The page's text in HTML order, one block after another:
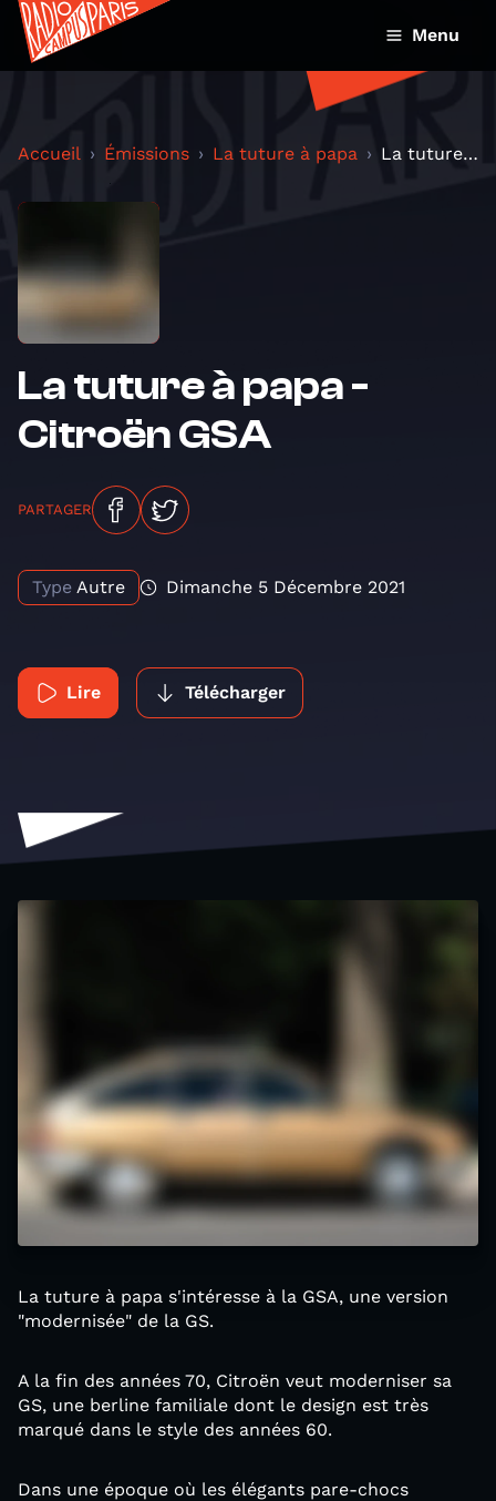
Menu
Accueil Émissions La tuture à papa La tuture à papa - Citroën GSA
La tuture à papa -
Citroën GSA
PARTAGER
Type Autre Dimanche 5 Décembre 2021
Lire Télécharger
La tuture à papa s'intéresse à la GSA, une version
"modernisée" de la GS.
A la fin des années 70, Citroën veut moderniser sa
GS, une berline familiale dont le design est très
marqué dans le style des années 60.
Dans une époque où les élégants pare-chocs